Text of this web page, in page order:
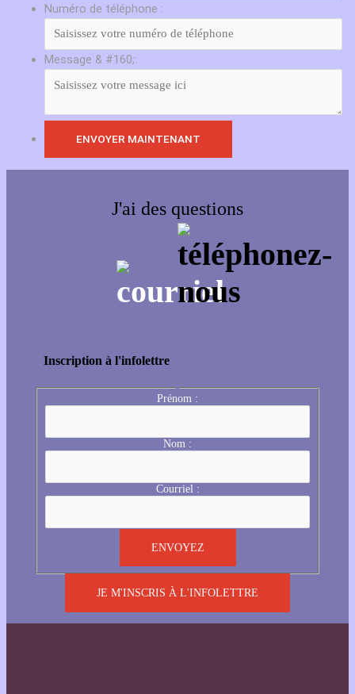
Numéro de téléphone :
Message & #160;:
J'ai des questions
Inscription à l'infolettre
Prénom :
Nom :
Courriel :
JE M'INSCRIS À L'INFOLETTRE